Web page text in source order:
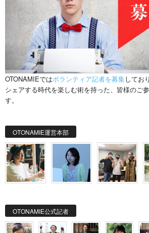
OTONAMIEではボランティア記者を募集してお
シェアする時代を楽しむ術を持った、皆様のご
す。
OTONAMIE運営本部
OTONAMIE公式記者